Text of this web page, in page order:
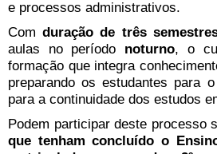
e processos administrativos.
Comduração de três
aulas no período noturno, o
formação que integra
preparando os estudantes para
para a continuidade dos estudos
Podem participar deste processo
que tenham concluído o